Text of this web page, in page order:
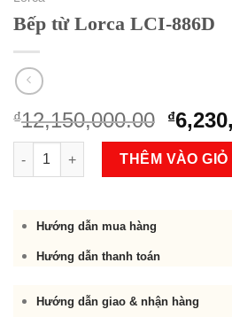
Bếp từ Lorca LCI-886D
₫12,150,000.00
price
was:
₫
Bếp từ Lorca LCI-886D số lượng
THÊM VÀO
Hướng dẫn mua hàng
Hướng dẫn thanh toán
Hướng dẫn giao & nhận hàng